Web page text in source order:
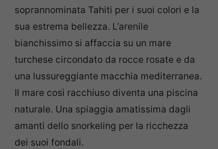
soprannominata Tahiti per i suoi colori e la
sua estrema bellezza. L’arenile
bianchissimo si affaccia su un mare
turchese circondato da rocce rosate e da
una lussureggiante macchia mediterranea.
Il mare così racchiuso diventa una piscina
naturale. Una spiaggia amatissima dagli
amanti dello snorkeling per la ricchezza
dei suoi fondali.